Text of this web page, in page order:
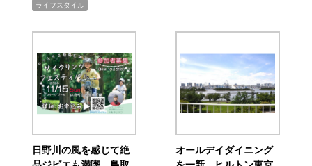
ライフスタイル
日野川の風を感じて絶
オールデイダイニング